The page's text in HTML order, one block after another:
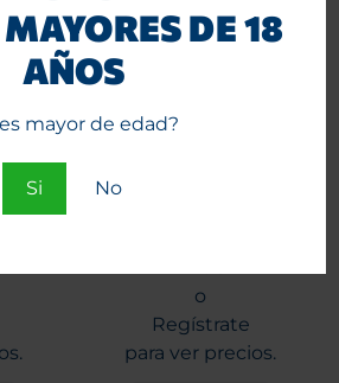
DE 18
AÑOS
mayor de edad?
Si No
o
Regístrate
para ver precios.